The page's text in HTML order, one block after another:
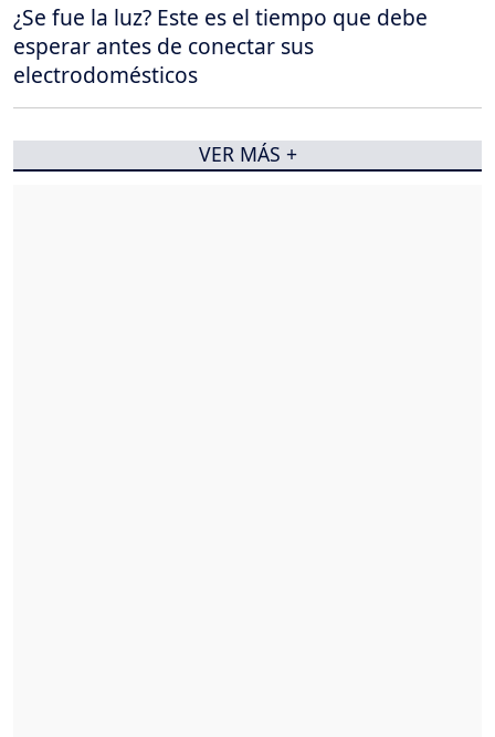
¿Se fue la luz? Este es el tiempo que debe
esperar antes de conectar sus
electrodomésticos
VER MÁS +